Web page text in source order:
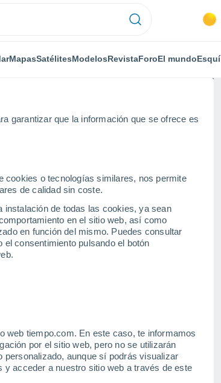
garantizar que la información que se ofrece es
cookies o tecnologías similares, nos permite
de calidad sin coste.
instalación de todas las cookies, ya sean
en el sitio web, así como
en función del mismo. Puedes consultar
consentimiento pulsando el botón
web tiempo.com. En este caso, te informamos
por el sitio web, pero no se utilizarán
personalizado, aunque sí podrás visualizar
y acceder a nuestro sitio web a través de este
MapasSatélitesModelosRevistaForoEl mundoEsquí
29°
24°
30°